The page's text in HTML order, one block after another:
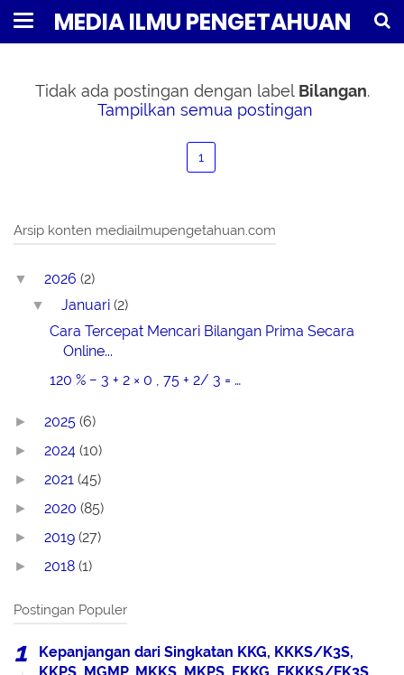
MEDIA ILMU PENGETAHUAN
Tidak ada postingan dengan label Bilangan.
Tampilkan semua postingan
1
Arsip konten mediailmupengetahuan.com
▼ 2026 (2)
▼ Januari(2)
Cara Tercepat Mencari Bilangan Prima Secara
Online...
120 % − 3 + 2 × 0 , 75 + 2/ 3 = …
► 2025 (6)
► 2024 (10)
► 2021 (45)
► 2020 (85)
► 2019 (27)
► 2018 (1)
Postingan Populer
Kepanjangan dari Singkatan KKG, KKKS/K3S,
KKPS, MGMP, MKKS, MKPS, FKKG, FKKKS/FK3S,